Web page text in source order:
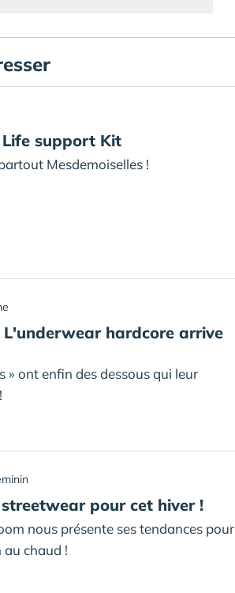
Life support Kit
Mesdemoiselles !
L'underwear hardcore arrive
» ont enfin des dessous qui leur
pour cet hiver !
nous présente ses tendances pour
au chaud !